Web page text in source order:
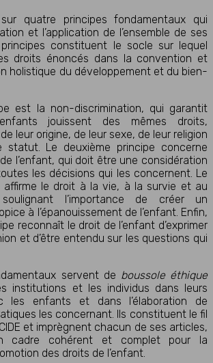
quatre principes fondamentaux qui
et l’application de l’ensemble de ses
principes constituent le socle sur lequel
droits énoncés dans la convention et
holistique du développement et du bien-
est la non-discrimination, qui garantit
jouissent des mêmes droits,
leur origine, de leur sexe, de leur religion
Le deuxième principe concerne
l’enfant, qui doit être une considération
les décisions qui les concernent. Le
affirme le droit à la vie, à la survie et au
soulignant l’importance de créer un
à l’épanouissement de l’enfant. Enfin,
reconnaît le droit de l’enfant d’exprimer
et d’être entendu sur les questions qui
servent de boussole éthique
institutions et les individus dans leurs
les enfants et dans l’élaboration de
les concernant. Ils constituent le fil
et imprègnent chacun de ses articles,
cadre cohérent et complet pour la
des droits de l’enfant.